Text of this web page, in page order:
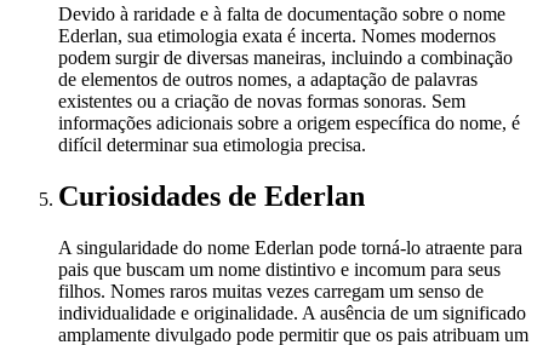
Devido à raridade e à falta de documentação sobre o nome
Ederlan, sua etimologia exata é incerta. Nomes modernos
podem surgir de diversas maneiras, incluindo a combinação
de elementos de outros nomes, a adaptação de palavras
existentes ou a criação de novas formas sonoras. Sem
informações adicionais sobre a origem específica do nome, é
difícil determinar sua etimologia precisa.
Curiosidades de Ederlan
A singularidade do nome Ederlan pode torná-lo atraente para
pais que buscam um nome distintivo e incomum para seus
filhos. Nomes raros muitas vezes carregam um senso de
individualidade e originalidade. A ausência de um significado
amplamente divulgado pode permitir que os pais atribuam um